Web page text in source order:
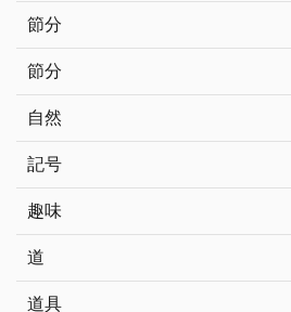
節分
節分
自然
記号
趣味
道
道具